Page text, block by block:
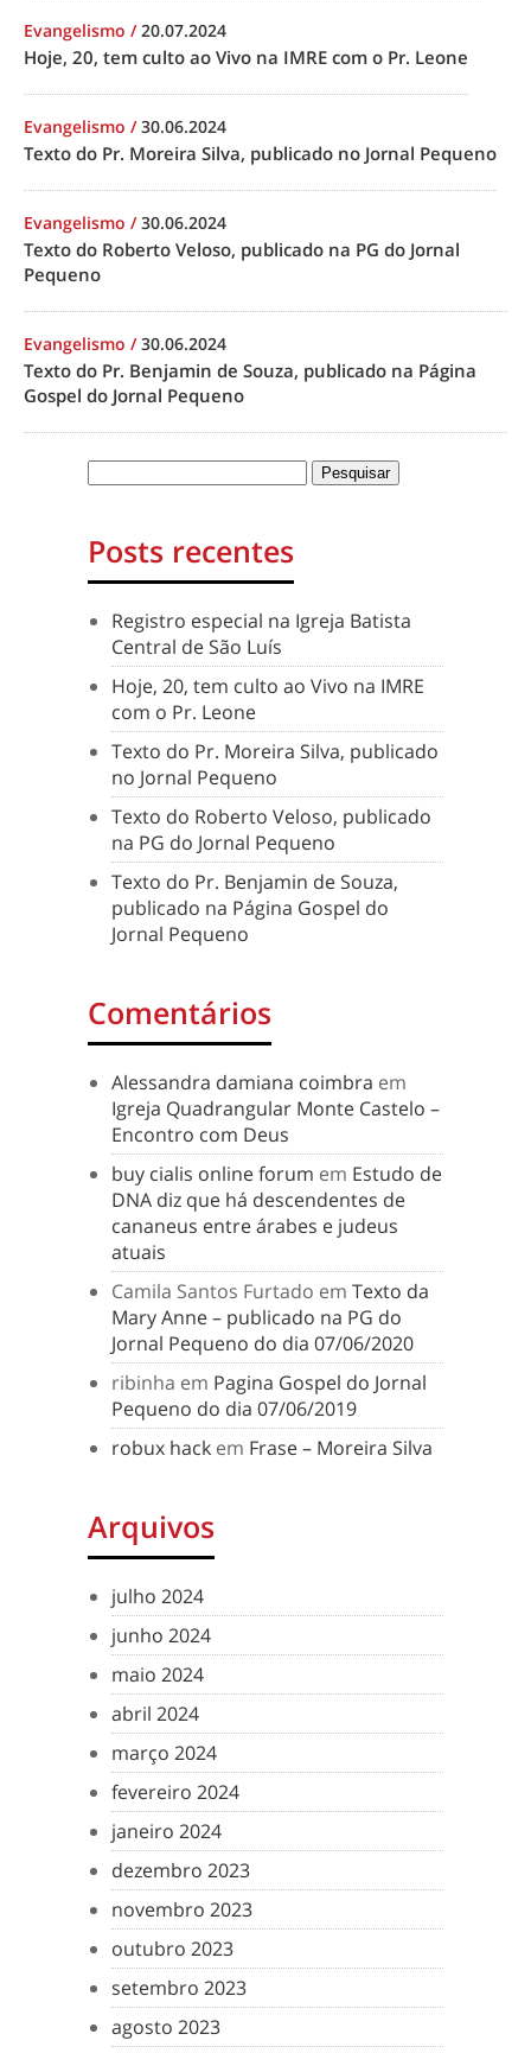
Evangelismo /20.07.2024
Hoje, 20, tem culto ao Vivo na IMRE com o Pr. Leone
Evangelismo /30.06.2024
Texto do Pr. Moreira Silva, publicado no Jornal Pequeno
Evangelismo /30.06.2024
Texto do Roberto Veloso, publicado na PG do Jornal
Pequeno
Evangelismo /30.06.2024
Texto do Pr. Benjamin de Souza, publicado na Página
Gospel do Jornal Pequeno
Posts recentes
Registro especial na Igreja Batista
Central de São Luís
Hoje, 20, tem culto ao Vivo na IMRE
com o Pr. Leone
Texto do Pr. Moreira Silva, publicado
no Jornal Pequeno
Texto do Roberto Veloso, publicado
na PG do Jornal Pequeno
Texto do Pr. Benjamin de Souza,
publicado na Página Gospel do
Jornal Pequeno
Comentários
Alessandra damiana coimbra em
Igreja Quadrangular Monte Castelo –
Encontro com Deus
buy cialis online forum em Estudo de
DNA diz que há descendentes de
cananeus entre árabes e judeus
atuais
Camila Santos Furtado em Texto da
Mary Anne – publicado na PG do
Jornal Pequeno do dia 07/06/2020
ribinha em Pagina Gospel do Jornal
Pequeno do dia 07/06/2019
robux hack em Frase – Moreira Silva
Arquivos
julho 2024
junho 2024
maio 2024
abril 2024
março 2024
fevereiro 2024
janeiro 2024
dezembro 2023
novembro 2023
outubro 2023
setembro 2023
agosto 2023